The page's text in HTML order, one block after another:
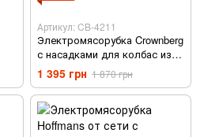
Артикул: CB-4211
Электромясорубка Crownberg
с насадками для колбас из
нержавеющей стали и кеббе
и системой реверса 2500Вт
1 395 грн 1 870 грн